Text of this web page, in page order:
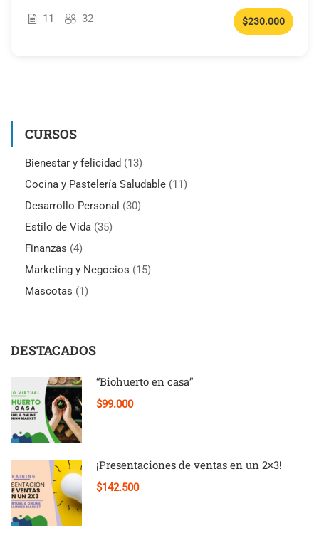
11 32 $230.000
CURSOS
Bienestar y felicidad (13)
Cocina y Pastelería Saludable (11)
Desarrollo Personal (30)
Estilo de Vida (35)
Finanzas (4)
Marketing y Negocios (15)
Mascotas (1)
DESTACADOS
“Biohuerto en casa”
$99.000
¡Presentaciones de ventas en un 2×3!
$142.500